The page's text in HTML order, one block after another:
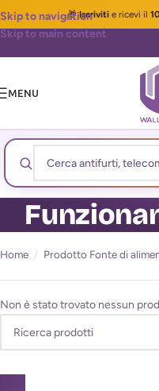
🎁Iscrivitie ricevi il
Skip to navigation
Skip to main content
MENU
Home / Prodotto Fonte di
Non è stato trovato nessun